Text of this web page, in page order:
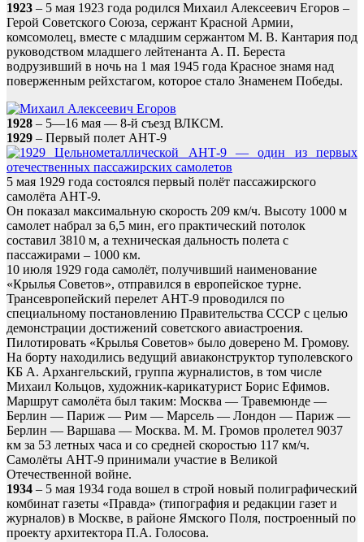
1923 – 5 мая 1923 года родился Михаил Алексеевич Егоров –
Герой Советского Союза, сержант Красной Армии,
комсомолец, вместе с младшим сержантом М. В. Кантария под
руководством младшего лейтенанта А. П. Береста
водрузивший в ночь на 1 мая 1945 года Красное знамя над
поверженным рейхстагом, которое стало Знаменем Победы.
1928 – 5—16 мая — 8-й съезд ВЛКСМ.
1929 – Первый полет АНТ-9
5 мая 1929 года состоялся первый полёт пассажирского
самолёта АНТ-9.
Он показал максимальную скорость 209 км/ч. Высоту 1000 м
самолет набрал за 6,5 мин, его практический потолок
составил 3810 м, а техническая дальность полета с
пассажирами – 1000 км.
10 июля 1929 года самолёт, получивший наименование
«Крылья Советов», отправился в европейское турне.
Трансевропейский перелет АНТ-9 проводился по
специальному постановлению Правительства СССР с целью
демонстрации достижений советского авиастроения.
Пилотировать «Крылья Советов» было доверено М. Громову.
На борту находились ведущий авиаконструктор туполевского
КБ А. Архангельский, группа журналистов, в том числе
Михаил Кольцов, художник-карикатурист Борис Ефимов.
Маршрут самолёта был таким: Москва — Травемюнде —
Берлин — Париж — Рим — Марсель — Лондон — Париж —
Берлин — Варшава — Москва. М. М. Громов пролетел 9037
км за 53 летных часа и со средней скоростью 117 км/ч.
Самолёты АНТ-9 принимали участие в Великой
Отечественной войне.
1934 – 5 мая 1934 года вошел в строй новый полиграфический
комбинат газеты «Правда» (типография и редакции газет и
журналов) в Москве, в районе Ямского Поля, построенный по
проекту архитектора П.А. Голосова.